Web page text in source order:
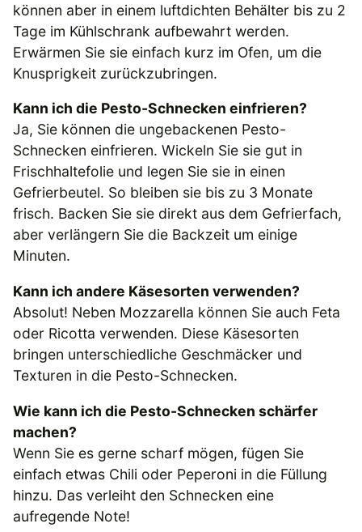
können aber in einem luftdichten Behälter bis zu 2
Tage im Kühlschrank aufbewahrt werden.
Erwärmen Sie sie einfach kurz im Ofen, um die
Knusprigkeit zurückzubringen.
Kann ich die Pesto-Schnecken einfrieren?
Ja, Sie können die ungebackenen Pesto-
Schnecken einfrieren. Wickeln Sie sie gut in
Frischhaltefolie und legen Sie sie in einen
Gefrierbeutel. So bleiben sie bis zu 3 Monate
frisch. Backen Sie sie direkt aus dem Gefrierfach,
aber verlängern Sie die Backzeit um einige
Minuten.
Kann ich andere Käsesorten verwenden?
Absolut! Neben Mozzarella können Sie auch Feta
oder Ricotta verwenden. Diese Käsesorten
bringen unterschiedliche Geschmäcker und
Texturen in die Pesto-Schnecken.
Wie kann ich die Pesto-Schnecken schärfer
machen?
Wenn Sie es gerne scharf mögen, fügen Sie
einfach etwas Chili oder Peperoni in die Füllung
hinzu. Das verleiht den Schnecken eine
aufregende Note!